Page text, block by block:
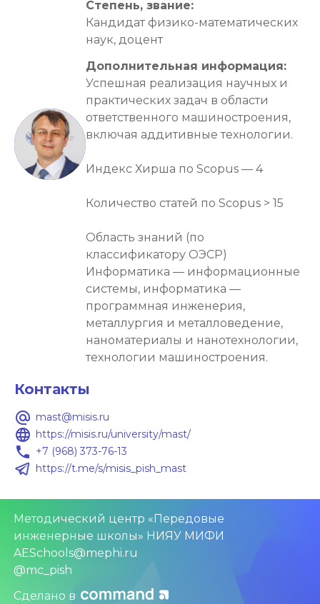
Степень, звание:
Кандидат физико-математических
наук, доцент
Дополнительная информация:
Успешная реализация научных и
практических задач в области
ответственного машиностроения,
включая аддитивные технологии.
Индекс Хирша по Scopus — 4
Количество статей по Scopus > 15
Область знаний (по
классификатору ОЭСР)
Информатика — информационные
системы, информатика —
программная инженерия,
металлургия и металловедение,
наноматериалы и нанотехнологии,
технологии машиностроения.
Контакты
alternate_email mast@misis.ru
language https://misis.ru/university/mast/
local_phone +7 (968) 373-76-13
https://t.me/s/misis_pish_mast
Методический центр «Передовые
инженерные школы» НИЯУ МИФИ
AESchools@mephi.ru
@mc_pish